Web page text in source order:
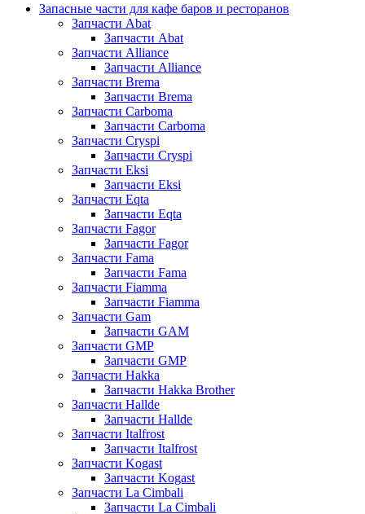
Запасные части для кафе баров и ресторанов
Запчасти Abat
Запчасти Abat
Запчасти Alliance
Запчасти Alliance
Запчасти Brema
Запчасти Brema
Запчасти Carboma
Запчасти Carboma
Запчасти Cryspi
Запчасти Cryspi
Запчасти Eksi
Запчасти Eksi
Запчасти Eqta
Запчасти Eqta
Запчасти Fagor
Запчасти Fagor
Запчасти Fama
Запчасти Fama
Запчасти Fiamma
Запчасти Fiamma
Запчасти Gam
Запчасти GAM
Запчасти GMP
Запчасти GMP
Запчасти Hakka
Запчасти Hakka Brother
Запчасти Hallde
Запчасти Hallde
Запчасти Italfrost
Запчасти Italfrost
Запчасти Kogast
Запчасти Kogast
Запчасти La Cimbali
Запчасти La Cimbali